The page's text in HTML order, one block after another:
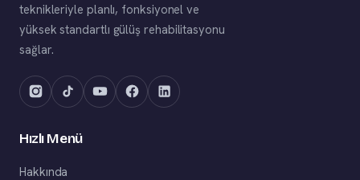
teknikleriyle planlı, fonksiyonel ve
yüksek standartlı gülüş rehabilitasyonu
sağlar.
Hızlı Menü
Hakkında